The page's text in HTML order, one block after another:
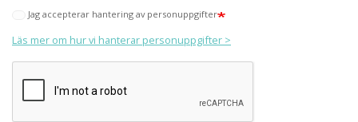
Jag accepterar hantering av personuppgifter
Läs mer om hur vi hanterar personuppgifter >